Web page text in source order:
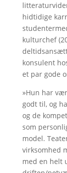
hidtidige
kulturchef
konsulent
et par gode
»Hun har
godt til, og
og de
som
model.
virksomhed
med en helt